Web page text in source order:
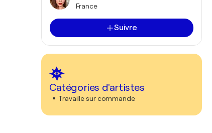
France
Suivre
Catégories d'artistes
Travaille sur commande